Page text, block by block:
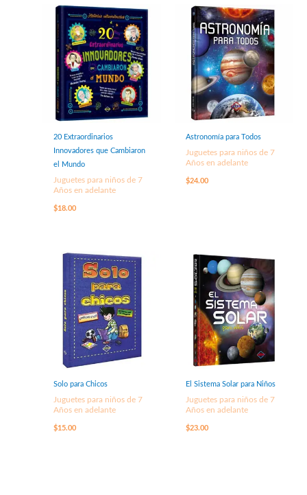
20 Extraordinarios
Innovadores que Cambiaron
el Mundo
Juguetes para niños de 7
Años en adelante
$18.00
Astronomía para Todos
Juguetes para niños de 7
Años en adelante
$24.00
Solo para Chicos
Juguetes para niños de 7
Años en adelante
$15.00
El Sistema Solar para Niños
Juguetes para niños de 7
Años en adelante
$23.00